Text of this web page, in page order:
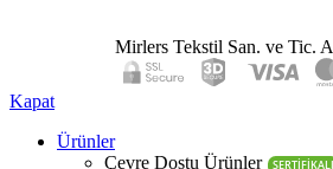
Mirlers Tekstil San. ve Tic.
Kapat
Ürünler
Çevre Dostu Ürünler
SERTİFİKALI